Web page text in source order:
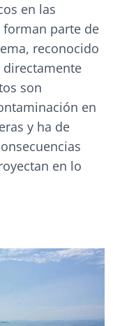
en las
forman parte de
reconocido
son
en
y ha de
en lo